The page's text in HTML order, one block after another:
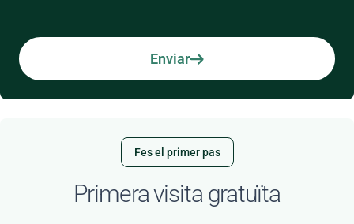
Enviar
Fes el primer pas
Primera visita gratuïta